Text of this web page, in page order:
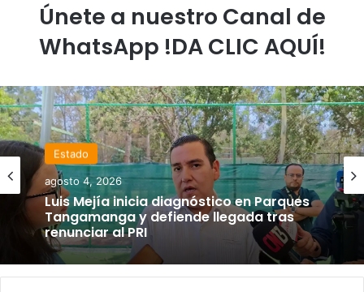
Únete a nuestro Canal de
WhatsApp !DA CLIC AQUÍ!
Estado
agosto 4, 2026
Luis Mejía inicia diagnóstico en Parques
Tangamanga y defiende llegada tras
renunciar al PRI